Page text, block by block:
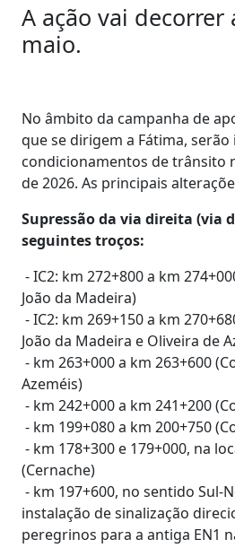
A ação vai decorrer
maio.
No âmbito da campanha de
que se dirigem a Fátima,
condicionamentos de trânsito
de 2026. As principais
Supressão da via direita (via
seguintes troços:
- IC2: km 272+800 a km
João da Madeira)
- IC2: km 269+150 a km
João da Madeira e Oliveira de
- km 263+000 a km 263+600
Azeméis)
- km 242+000 a km 241+200
- km 199+080 a km 200+750
- km 178+300 e 179+000, na
(Cernache)
- km 197+600, no sentido Sul-
instalação de sinalização
peregrinos para a antiga EN1